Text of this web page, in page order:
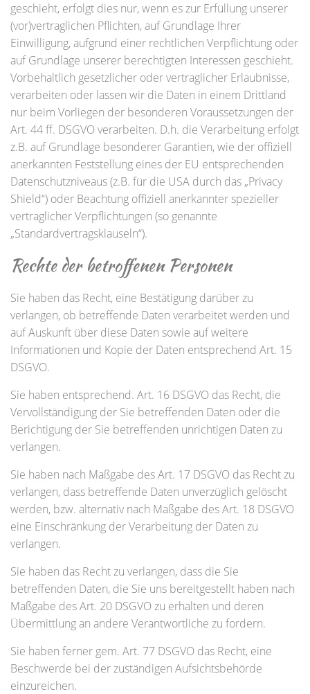
geschieht, erfolgt dies nur, wenn es zur Erfüllung unserer
(vor)vertraglichen Pflichten, auf Grundlage Ihrer
Einwilligung, aufgrund einer rechtlichen Verpflichtung oder
auf Grundlage unserer berechtigten Interessen geschieht.
Vorbehaltlich gesetzlicher oder vertraglicher Erlaubnisse,
verarbeiten oder lassen wir die Daten in einem Drittland
nur beim Vorliegen der besonderen Voraussetzungen der
Art. 44 ff. DSGVO verarbeiten. D.h. die Verarbeitung erfolgt
z.B. auf Grundlage besonderer Garantien, wie der offiziell
anerkannten Feststellung eines der EU entsprechenden
Datenschutzniveaus (z.B. für die USA durch das „Privacy
Shield“) oder Beachtung offiziell anerkannter spezieller
vertraglicher Verpflichtungen (so genannte
„Standardvertragsklauseln“).
Rechte der betroffenen Personen
Sie haben das Recht, eine Bestätigung darüber zu
verlangen, ob betreffende Daten verarbeitet werden und
auf Auskunft über diese Daten sowie auf weitere
Informationen und Kopie der Daten entsprechend Art. 15
DSGVO.
Sie haben entsprechend. Art. 16 DSGVO das Recht, die
Vervollständigung der Sie betreffenden Daten oder die
Berichtigung der Sie betreffenden unrichtigen Daten zu
verlangen.
Sie haben nach Maßgabe des Art. 17 DSGVO das Recht zu
verlangen, dass betreffende Daten unverzüglich gelöscht
werden, bzw. alternativ nach Maßgabe des Art. 18 DSGVO
eine Einschränkung der Verarbeitung der Daten zu
verlangen.
Sie haben das Recht zu verlangen, dass die Sie
betreffenden Daten, die Sie uns bereitgestellt haben nach
Maßgabe des Art. 20 DSGVO zu erhalten und deren
Übermittlung an andere Verantwortliche zu fordern.
Sie haben ferner gem. Art. 77 DSGVO das Recht, eine
Beschwerde bei der zuständigen Aufsichtsbehörde
einzureichen.